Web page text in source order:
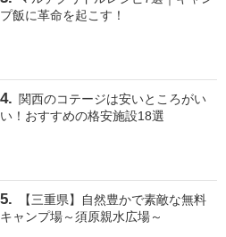
プ飯に革命を起こす！
関西のコテージは安いところがい
い！おすすめの格安施設18選
【三重県】自然豊かで素敵な無料
キャンプ場～須原親水広場～